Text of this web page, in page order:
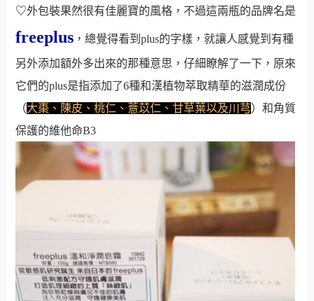
♡外包裝果然很有佳麗寶的風格，不過這兩瓶的品牌名是
freeplus ，總覺得看到plus的字樣，就讓人感覺到有種
另外添加額外多出來的那種意思，仔細瞭解了一下，原來
它們的plus是指添加了6種和漢植物萃取精華的滋潤成份
（大棗 、陳皮、桃仁、薏苡仁、甘草葉以及川芎）和角質
保護的維他命B3